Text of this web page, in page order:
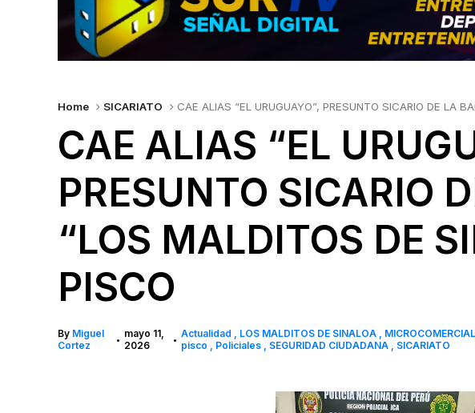
Home SICARIATO CAE ALIAS “EL URUGUAYO”, PRESUNTO SICARIO DE LA
CAE ALIAS “EL
PRESUNTO SICARIO
“LOS MALDITOS DE
PISCO
By Miguel
Cortez
• mayo 11,
2026
• Actualidad LOS MALDITOS DE SINALOA
pisco
Policiales SEGURIDAD CIUDADANA SICARIATO